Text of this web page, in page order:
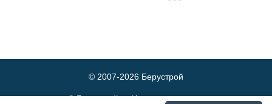
© 2007-2026 Берустрой
© Берустрой — Интернет-магазин